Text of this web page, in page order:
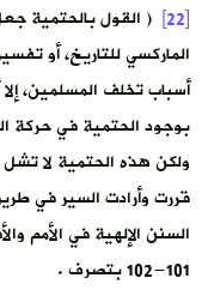
[22]
( القول بالحتمية
الماركسي للتاريخ، أو
أسباب تخلف المسلمين،
بوجود الحتمية في حركة
ولكن هذه الحتمية لا تشل
قررت وأرادت السير في
السنن الإلهية في الأمم
101-102 بتصرف .